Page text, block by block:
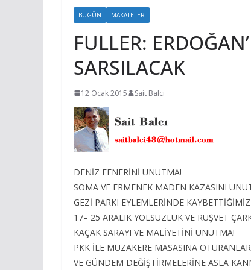
BUGÜN MAKALELER
FULLER:
SARSILACAK
12 Ocak 2015 Sait Balcı
DENİZ FENERİNİ UNUTMA!
SOMA VE ERMENEK MADEN KAZASINI
GEZİ PARKI EYLEMLERİNDE
17– 25 ARALIK YOLSUZLUK VE RÜŞVET
KAÇAK SARAYI VE MALİYETİNİ UNUTMA!
PKK İLE MÜZAKERE MASASINA
VE GÜNDEM DEĞİŞTİRMELERİNE ASLA